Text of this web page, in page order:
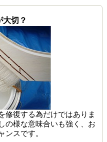
大切？
修復する為だけではありま
の様な意味合いも強く、お
ンスです。